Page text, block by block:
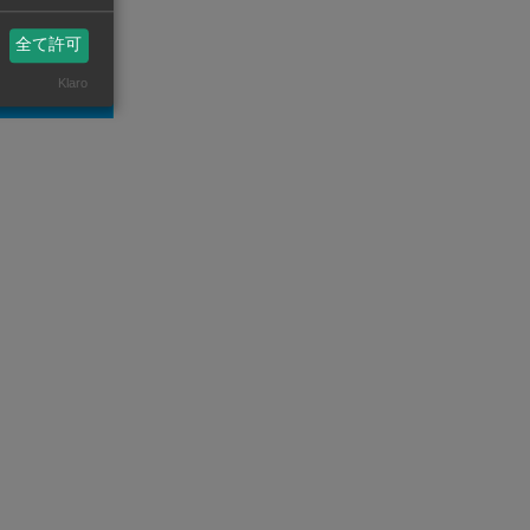
全て許可
Klaro